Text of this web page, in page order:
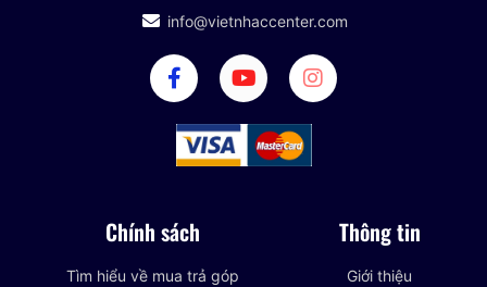
info@vietnhaccenter.com
Chính sách
Tìm hiểu về mua trả góp
Thông tin
Giới thiệu